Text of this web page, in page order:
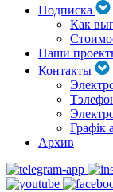
Подписка
Как
Наши
Контакты
Графік
Архив